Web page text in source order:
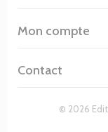
© 2026
Mon compte
Contact